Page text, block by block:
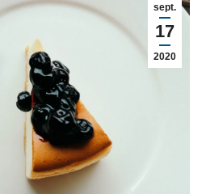
sept.
17
2020